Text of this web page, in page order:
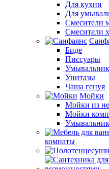
Для кухни
Для
Смесители
Смесители
Биде
Писсуары
Унитазы
Чаша генуя
Мойки
Мойки из
Мойки
комнаты